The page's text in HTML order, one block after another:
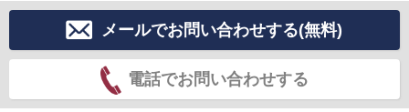
メールでお問い合わせする(無料)
電話でお問い合わせする